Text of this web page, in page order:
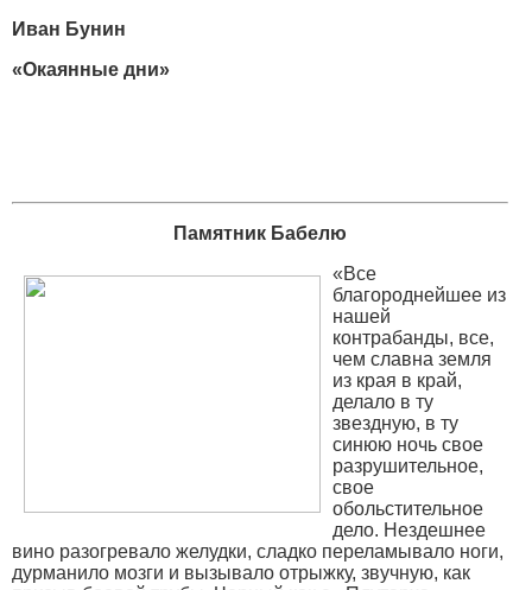
Иван Бунин
«Окаянные дни»
Памятник Бабелю
«Все
благороднейшее из
нашей
контрабанды, все,
чем славна земля
из края в край,
делало в ту
звездную, в ту
синюю ночь свое
разрушительное,
свое
обольстительное
дело. Нездешнее
вино разогревало желудки, сладко переламывало ноги,
дурманило мозги и вызывало отрыжку, звучную, как